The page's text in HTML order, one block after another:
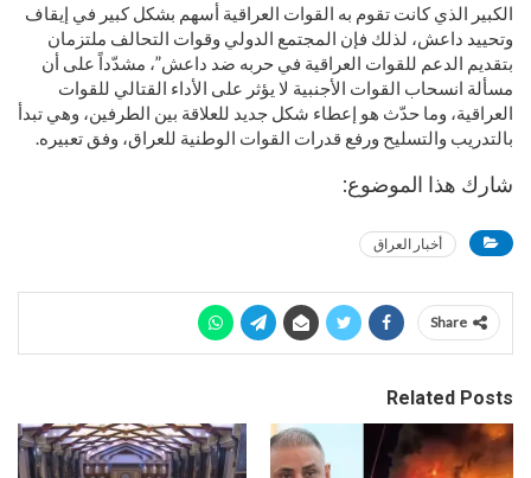
الكبير الذي كانت تقوم به القوات العراقية أسهم بشكل كبير في إيقاف
وتحييد داعش، لذلك فإن المجتمع الدولي وقوات التحالف ملتزمان
بتقديم الدعم للقوات العراقية في حربه ضد داعش”، مشدّداً على أن
مسألة انسحاب القوات الأجنبية لا يؤثر على الأداء القتالي للقوات
العراقية، وما حدّث هو إعطاء شكل جديد للعلاقة بين الطرفين، وهي تبدأ
بالتدريب والتسليح ورفع قدرات القوات الوطنية للعراق، وفق تعبيره.
شارك هذا الموضوع:
أخبار العراق
Share
Related Posts